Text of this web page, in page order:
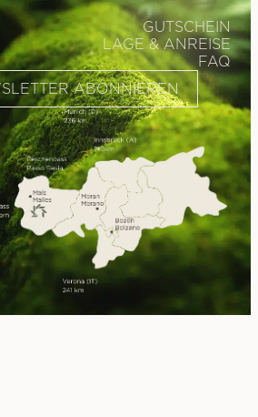
GUTSCHEIN
LAGE & ANREISE
FAQ
ABONNIEREN